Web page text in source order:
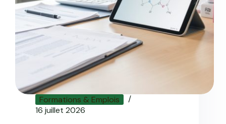
Formations & Emplois
16 juillet 2026